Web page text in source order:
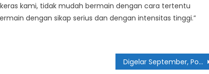
kami, tidak mudah bermain dengan cara tertentu
dengan sikap serius dan dengan intensitas tinggi.”
Digelar September, Porkot XI Pertandingkan 34 Cabor